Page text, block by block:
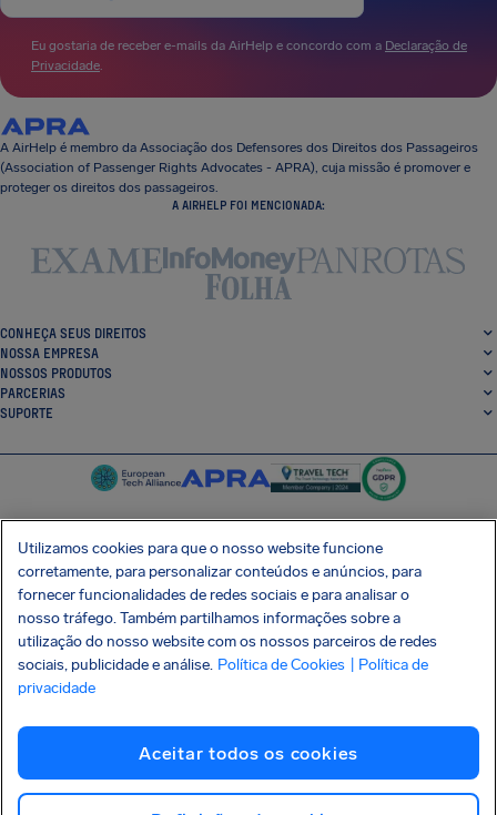
Eu gostaria de receber e-mails da AirHelp e concordo com a Declaração de
Privacidade.
A AirHelp é membro da Associação dos Defensores dos Direitos dos Passageiros
(Association of Passenger Rights Advocates - APRA), cuja missão é promover e
proteger os direitos dos passageiros.
A AIRHELP FOI MENCIONADA:
CONHEÇA SEUS DIREITOS
NOSSA EMPRESA
NOSSOS PRODUTOS
PARCERIAS
SUPORTE
SocialFacebook
SocialTwitter
SocialInstagram
SocialLinkedin
BAIXE GRÁTIS NOSSO APP
Política de Privacidade
Imprint
Ataque à cadeia de suprimentos Shai-Hulud
Utilizamos cookies para que o nosso website funcione
corretamente, para personalizar conteúdos e anúncios, para
fornecer funcionalidades de redes sociais e para analisar o
nosso tráfego. Também partilhamos informações sobre a
utilização do nosso website com os nossos parceiros de redes
sociais, publicidade e análise. Política de Cookies
| Política de
privacidade
Aceitar todos os cookies